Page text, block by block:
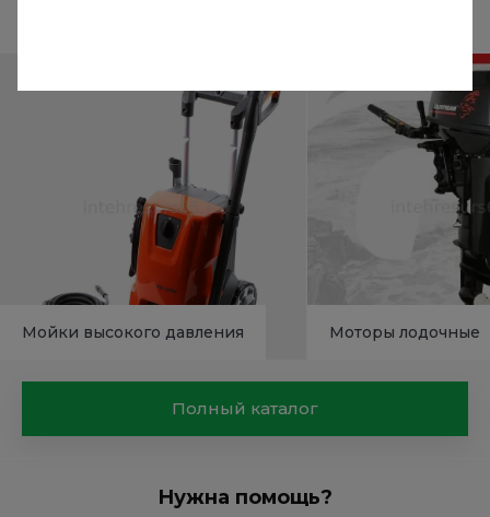
Мойки высокого давления Моторы лодочные
Полный каталог
Нужна помощь?